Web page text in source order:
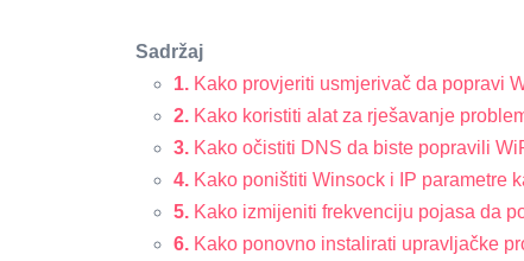
Sadržaj
1. Kako provjeriti usmjerivač da popravi
2. Kako koristiti alat za rješavanje
3. Kako očistiti DNS da biste popravili
4. Kako poništiti Winsock i IP parametre
5. Kako izmijeniti frekvenciju pojasa da
6. Kako ponovno instalirati upravljačke